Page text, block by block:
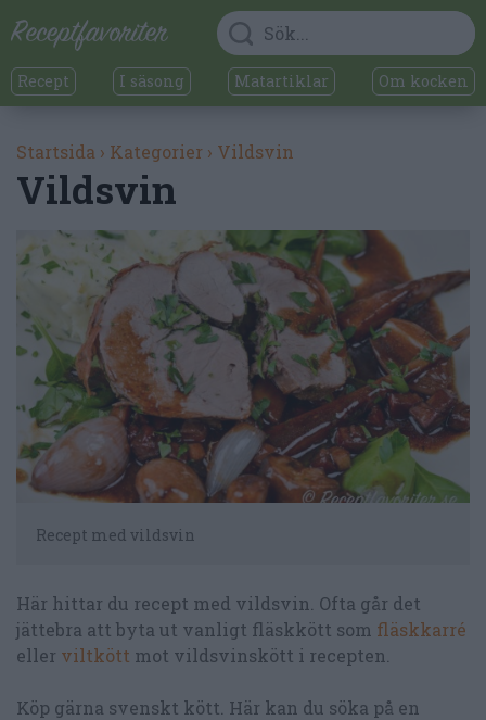
Recept I säsong Matartiklar Om kocken
Startsida › Kategorier › Vildsvin
Vildsvin
Recept med vildsvin
Här hittar du recept med vildsvin. Ofta går det
jättebra att byta ut vanligt fläskkött som fläskkarré
eller viltkött mot vildsvinskött i recepten.
Köp gärna svenskt kött. Här kan du söka på en